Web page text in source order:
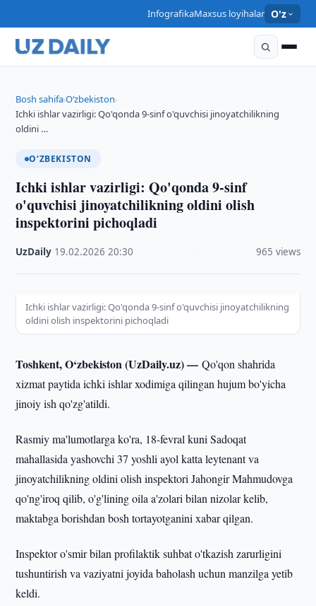
InfografikaMaxsus loyihalar O'z
Bosh sahifa›O‘zbekiston›
Ichki ishlar vazirligi: Qo'qonda 9-sinf o'quvchisi jinoyatchilikning
oldini …
O‘ZBEKISTON
Ichki ishlar vazirligi: Qo'qonda 9-sinf
o'quvchisi jinoyatchilikning oldini olish
inspektorini pichoqladi
UzDaily 19.02.2026 ·20:30 965 views
Ichki ishlar vazirligi: Qo'qonda 9-sinf o'quvchisi jinoyatchilikning
oldini olish inspektorini pichoqladi
Toshkent, O‘zbekiston (UzDaily.uz) —Qo'qon shahrida
xizmat paytida ichki ishlar xodimiga qilingan hujum bo'yicha
jinoiy ish qo'zg'atildi.
Rasmiy ma'lumotlarga ko'ra, 18-fevral kuni Sadoqat
mahallasida yashovchi 37 yoshli ayol katta leytenant va
jinoyatchilikning oldini olish inspektori Jahongir Mahmudovga
qo'ng'iroq qilib, o'g'lining oila a'zolari bilan nizolar kelib,
maktabga borishdan bosh tortayotganini xabar qilgan.
Inspektor o'smir bilan profilaktik suhbat o'tkazish zarurligini
tushuntirish va vaziyatni joyida baholash uchun manzilga yetib
keldi.